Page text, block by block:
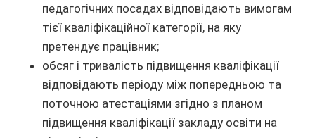
педагогічних посадах відповідають вимогам
тієї кваліфікаційної категорії, на яку
претендує працівник;
обсяг і тривалість підвищення кваліфікації
відповідають періоду між попередньою та
поточною атестаціями згідно з планом
підвищення кваліфікації закладу освіти на